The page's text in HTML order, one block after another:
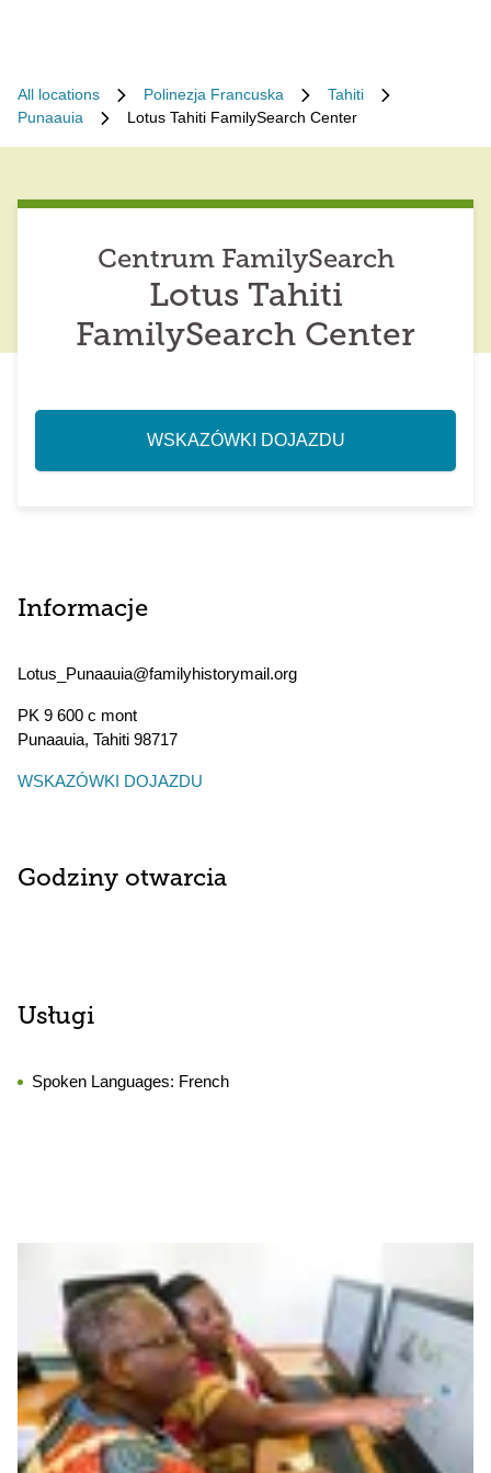
All locations Polinezja Francuska
Tahiti
Punaauia
Lotus Tahiti FamilySearch Center
Centrum FamilySearch
Lotus Tahiti
FamilySearch Center
WSKAZÓWKI DOJAZDU
Informacje
Lotus_Punaauia@familyhistorymail.org
PK 9 600 c mont
Punaauia, Tahiti 98717
WSKAZÓWKI DOJAZDU
Godziny otwarcia
Usługi
Spoken Languages: French